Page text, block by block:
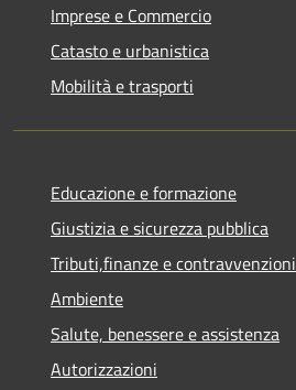
Imprese e Commercio
Catasto e urbanistica
Mobilità e trasporti
Educazione e formazione
Giustizia e sicurezza pubblica
Tributi,finanze e contravvenzioni
Ambiente
Salute, benessere e assistenza
Autorizzazioni